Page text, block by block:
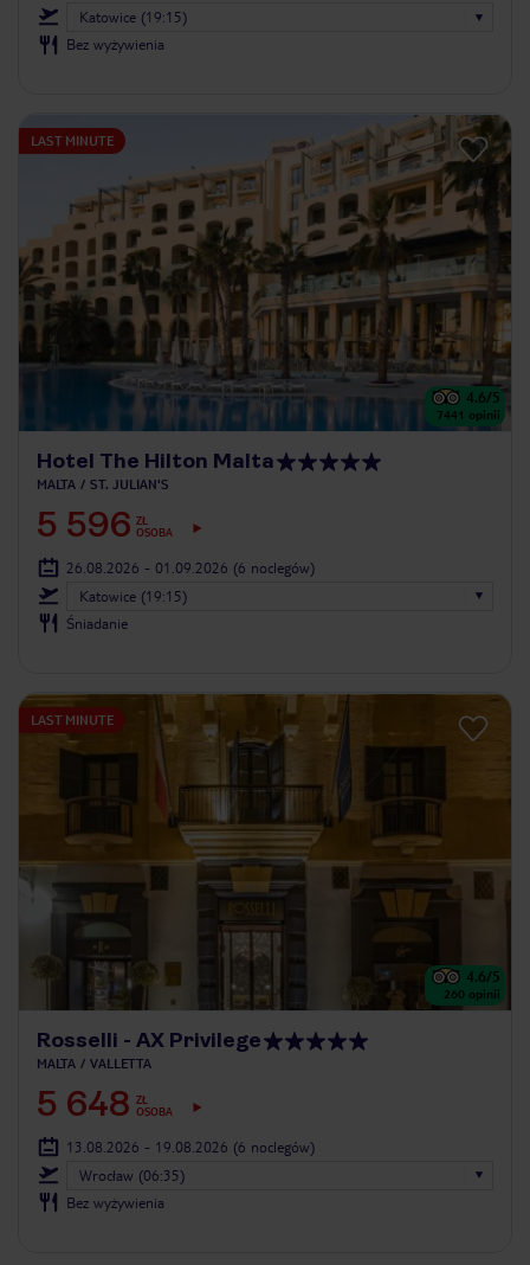
Katowice (19:15)
Bez wyżywienia
LAST MINUTE
4.6/5
7441 opinii
Hotel The Hilton Malta
MALTA ST. JULIAN'S
5 596 ZŁ
OSOBA
26.08.2026 - 01.09.2026 (6 noclegów)
Katowice (19:15)
Śniadanie
LAST MINUTE
4.6/5
260 opinii
Rosselli - AX Privilege
MALTA VALLETTA
5 648 ZŁ
OSOBA
13.08.2026 - 19.08.2026 (6 noclegów)
Wrocław (06:35)
Bez wyżywienia